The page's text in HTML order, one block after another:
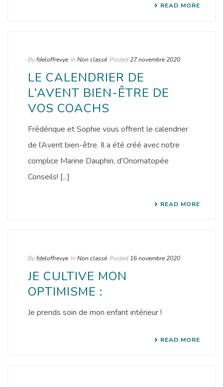
READ MORE
Byfdeloffrevye In Non classé Posted27 novembre 2020
LE CALENDRIER DE
L’AVENT BIEN-ÊTRE DE
VOS COACHS
Frédérique et Sophie vous offrent le calendrier
de l’Avent bien-être. Il a été créé avec notre
complice Marine Dauphin, d’Onomatopée
Conseils! [...]
READ MORE
Byfdeloffrevye In Non classé Posted 16 novembre 2020
JE CULTIVE MON
OPTIMISME :
Je prends soin de mon enfant intérieur !
READ MORE